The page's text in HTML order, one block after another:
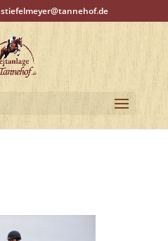
stiefelmeyer@tannehof.de